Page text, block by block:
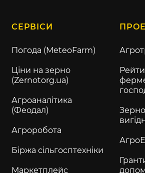
СЕРВІСИ
Погода (MeteoFarm)
Ціни на зерно
(Zernotorg.ua)
Агроаналітика
(Феодал)
Агроробота
Біржа сільгосптехніки
Маркетплейс